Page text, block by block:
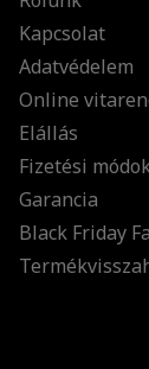
Kapcsolat
Adatvédelem
Online
Elállás
Fizetési
Garancia
Black Friday